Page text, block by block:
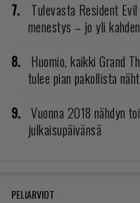
Tulevasta Resident
menestys – jo yli
Huomio, kaikki Grand
tulee pian pakollista
Vuonna 2018 nähdyn
julkaisupäivänsä
PELIARVIOT